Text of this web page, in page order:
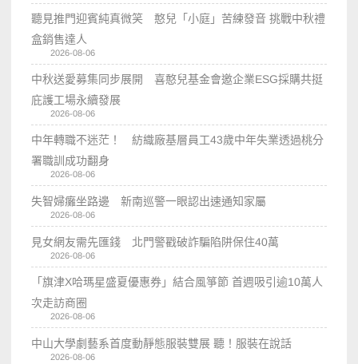
聽見推門迎賓純真微笑 憨兒「小庭」苦練發音 挑戰中秋禮
盒銷售達人
2026-08-06
中秋送愛募集同步展開 喜憨兒基金會邀企業ESG採購共挺
庇護工場永續發展
2026-08-06
中年轉職不迷茫！ 紡織廠基層員工43歲中年失業透過桃分
署職訓成功翻身
2026-08-06
失智婦癱坐路邊 新南巡警一眼認出速通知家屬
2026-08-06
見女網友需先匯錢 北門警戳破詐騙陷阱保住40萬
2026-08-06
「旗津X哈瑪星盛夏優惠券」結合風箏節 首週吸引逾10萬人
次走訪商圈
2026-08-06
中山大學劇藝系首度動靜態服裝雙展 聽！服裝在說話
2026-08-06